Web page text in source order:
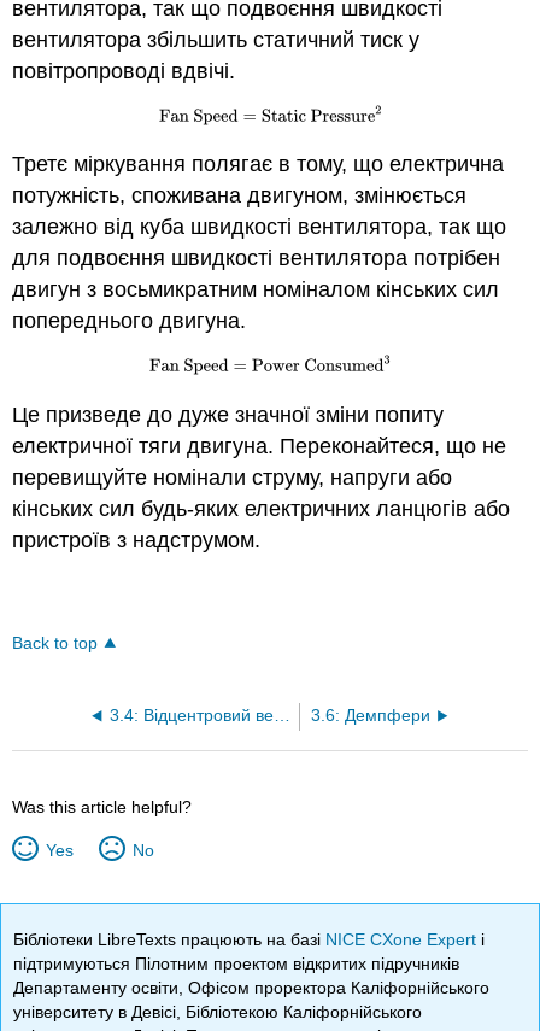
вентилятора, так що подвоєння швидкості
вентилятора збільшить статичний тиск у
повітропроводі вдвічі.
Третє міркування полягає в тому, що електрична
потужність, споживана двигуном, змінюється
залежно від куба швидкості вентилятора, так що
для подвоєння швидкості вентилятора потрібен
двигун з восьмикратним номіналом кінських сил
попереднього двигуна.
Це призведе до дуже значної зміни попиту
електричної тяги двигуна. Переконайтеся, що не
перевищуйте номінали струму, напруги або
кінських сил будь-яких електричних ланцюгів або
пристроїв з надструмом.
Back to top
3.4: Відцентровий вентилятор 3.6: Демпфери
Was this article helpful?
Yes No
Бібліотеки LibreTexts працюють на базі NICE CXone Expert і
підтримуються Пілотним проектом відкритих підручників
Департаменту освіти, Офісом проректора Каліфорнійського
університету в Девісі, Бібліотекою Каліфорнійського